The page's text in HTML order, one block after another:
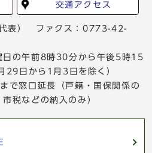
交通アクセス
代表） ファクス：0773-42-
の午前8時30分から午後5時15
29日から1月3日を除く）
で窓口延長（戸籍・国保関係の
税などの納入のみ）